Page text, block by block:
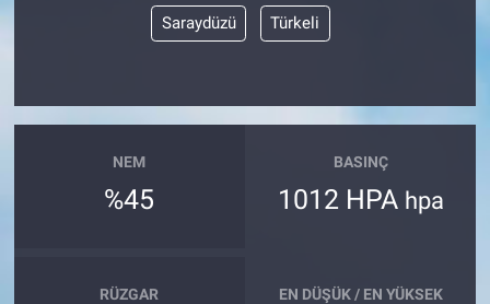
Saraydüzü Türkeli
NEM
%45
BASINÇ
1012 HPA hpa
RÜZGAR EN DÜŞÜK / EN YÜKSEK